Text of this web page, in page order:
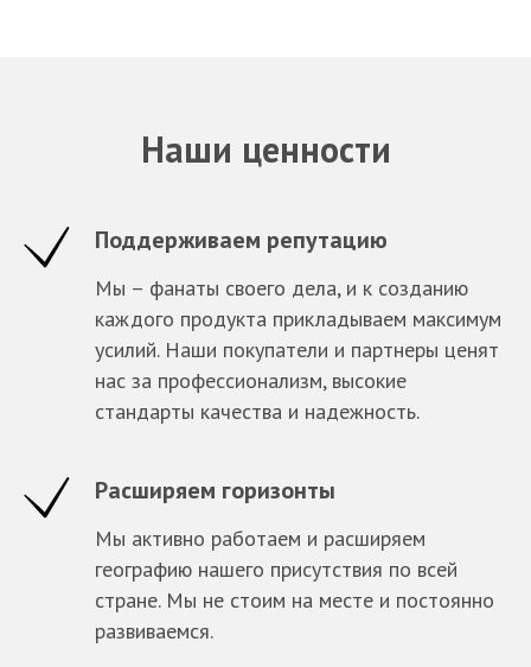
Наши ценности
Поддерживаем репутацию
Мы – фанаты своего дела, и к созданию
каждого продукта прикладываем максимум
усилий. Наши покупатели и партнеры ценят
нас за профессионализм, высокие
стандарты качества и надежность.
Расширяем горизонты
Мы активно работаем и расширяем
географию нашего присутствия по всей
стране. Мы не стоим на месте и постоянно
развиваемся.